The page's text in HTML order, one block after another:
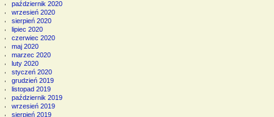
październik 2020
wrzesień 2020
sierpień 2020
lipiec 2020
czerwiec 2020
maj 2020
marzec 2020
luty 2020
styczeń 2020
grudzień 2019
listopad 2019
październik 2019
wrzesień 2019
sierpień 2019